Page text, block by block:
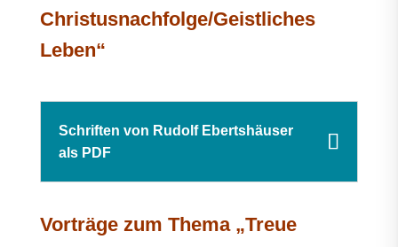
Christusnachfolge/Geistliches
Leben“
Schriften von Rudolf Ebertshäuser
als PDF
Vorträge zum Thema „Treue